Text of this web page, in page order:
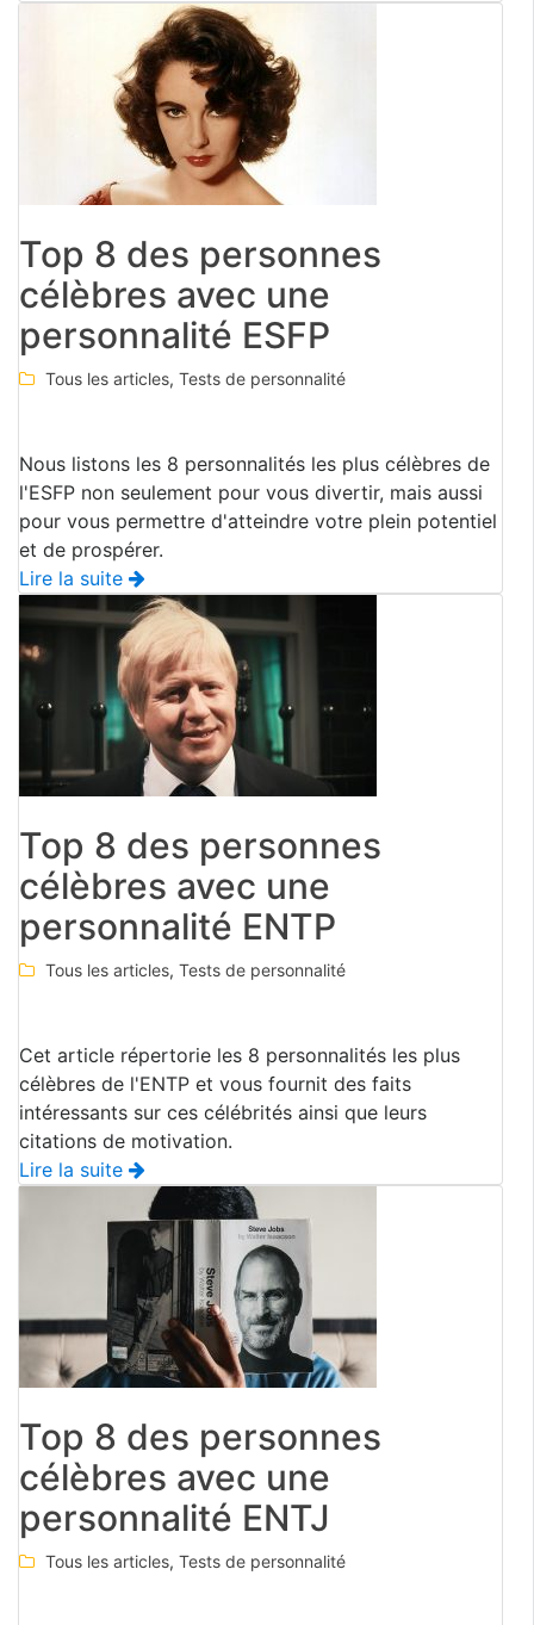
Top 8 des personnes
célèbres avec une
personnalité ESFP
Tous les articles, Tests de personnalité
Nous listons les 8 personnalités les plus célèbres de
l'ESFP non seulement pour vous divertir, mais aussi
pour vous permettre d'atteindre votre plein potentiel
et de prospérer.
Lire la suite
Top 8 des personnes
célèbres avec une
personnalité ENTP
Tous les articles, Tests de personnalité
Cet article répertorie les 8 personnalités les plus
célèbres de l'ENTP et vous fournit des faits
intéressants sur ces célébrités ainsi que leurs
citations de motivation.
Lire la suite
Top 8 des personnes
célèbres avec une
personnalité ENTJ
Tous les articles, Tests de personnalité